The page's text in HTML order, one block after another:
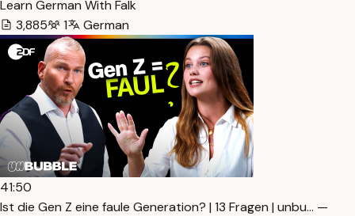
Learn German With Falk
3,885
1 German
41:50
Ist die Gen Z eine faule Generation? | 13 Fragen | unbu… —